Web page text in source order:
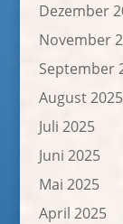
Dezember
November
September
August 2025
Juli 2025
Juni 2025
Mai 2025
April 2025